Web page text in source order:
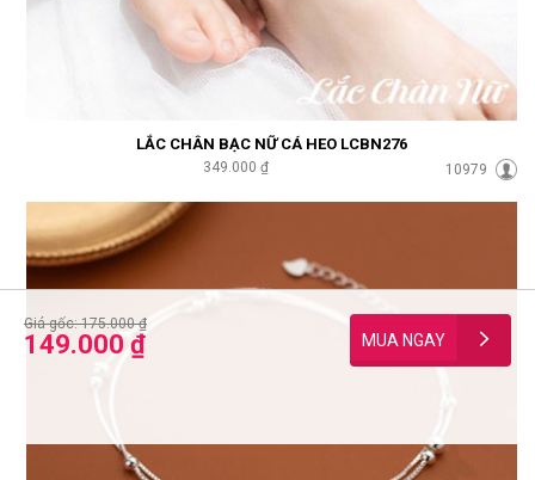
Giá gốc: 175.000 ₫
149.000 ₫
LẮC CHÂN BẠC NỮ CÁ HEO LCBN276
349.000 ₫ 10979